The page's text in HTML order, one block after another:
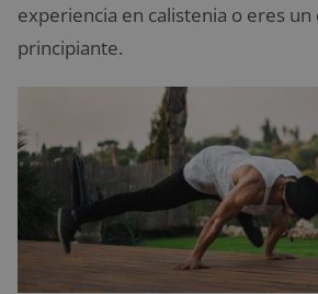
experiencia en calistenia o eres
principiante.